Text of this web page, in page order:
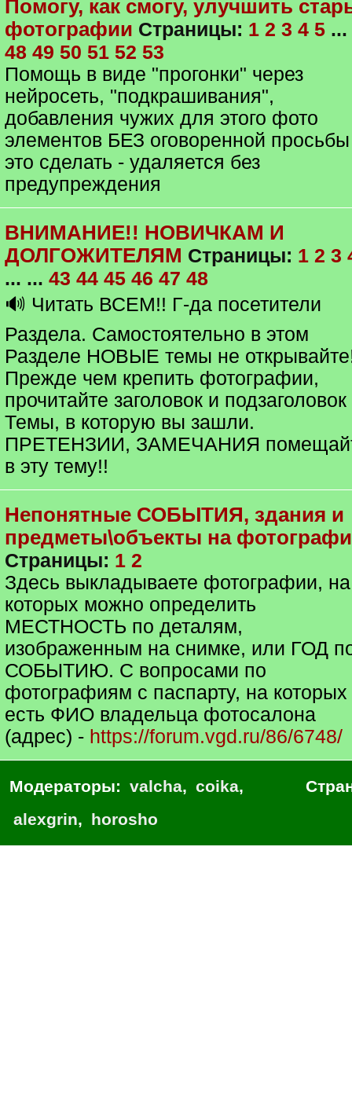
Помогу, как смогу, улучшить
фотографии Страницы: 1 2 3 4 5 ...
48 49 50 51 52 53
Помощь в виде "прогонки" через
нейросеть, "подкрашивания",
добавления чужих для этого фото
элементов БЕЗ оговоренной просьбы
это сделать - удаляется без
предупреждения
ВНИМАНИЕ!! НОВИЧКАМ И
ДОЛГОЖИТЕЛЯМ Страницы: 1 2 3
... ... 43 44 45 46 47 48
🔊 Читать ВСЕМ!! Г-да посетители
Раздела. Самостоятельно в этом
Разделе НОВЫЕ темы не
Прежде чем крепить фотографии,
прочитайте заголовок и подзаголовок
Темы, в которую вы зашли.
ПРЕТЕНЗИИ, ЗАМЕЧАНИЯ
в эту тему!!
Непонятные СОБЫТИЯ, здания и
предметы\объекты на
Страницы: 1 2
Здесь выкладываете фотографии, на
которых можно определить
МЕСТНОСТЬ по деталям,
изображенным на снимке, или ГОД
СОБЫТИЮ. С вопросами по
фотографиям с паспарту, на которых
есть ФИО владельца фотосалона
(адрес) - https://forum.vgd.ru/86/6748/
Модераторы: valcha, coika,
alexgrin, horosho